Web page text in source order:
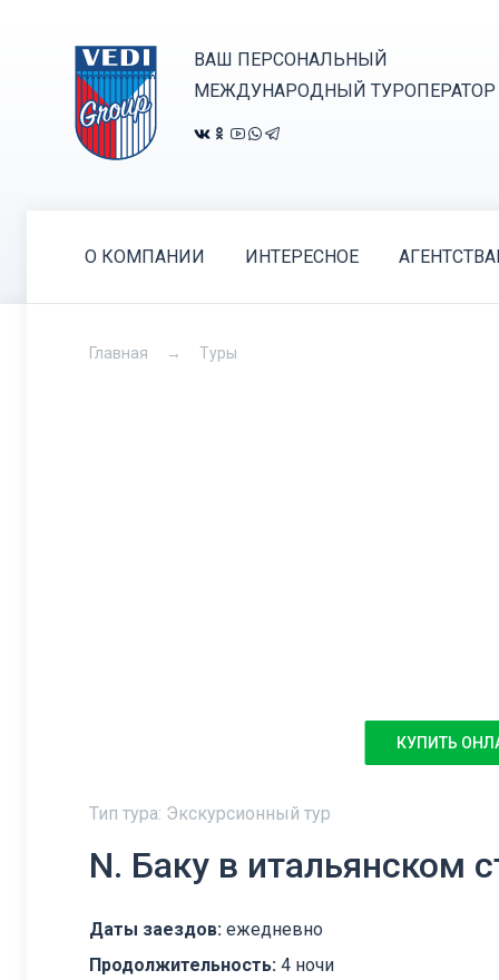
ВАШ ПЕРСОНАЛЬНЫЙ
МЕЖДУНАРОДНЫЙ ТУРОПЕРАТОР
О КОМПАНИИ ИНТЕРЕСНОЕ
Главная Туры
КУПИТЬ
Тип тура: Экскурсионный тур
N. Баку в итальянском
Даты заездов: ежедневно
Продолжительность: 4 ночи